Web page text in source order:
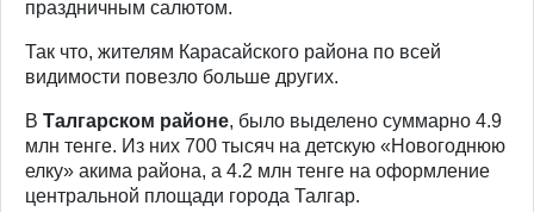
праздничным салютом.
Так что, жителям Карасайского района по всей
видимости повезло больше других.
В Талгарском районе, было выделено суммарно 4.9
млн тенге. Из них 700 тысяч на детскую «Новогоднюю
елку» акима района, а 4.2 млн тенге на оформление
центральной площади города Талгар.